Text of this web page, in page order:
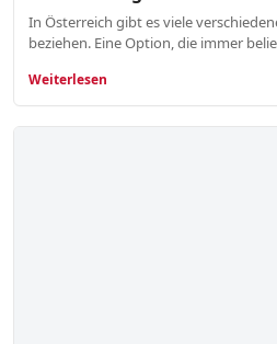
In Österreich gibt es viele
beziehen. Eine Option, die immer
Weiterlesen